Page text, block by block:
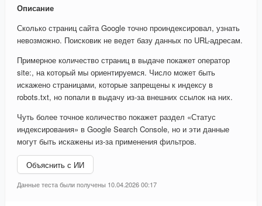
Описание
Сколько страниц сайта Google точно проиндексировал, узнать
невозможно. Поисковик не ведет базу данных по URL-адресам.
Примерное количество страниц в выдаче покажет оператор
site:, на который мы ориентируемся. Число может быть
искажено страницами, которые запрещены к индексу в
robots.txt, но попали в выдачу из-за внешних ссылок на них.
Чуть более точное количество покажет раздел «Статус
индексирования» в Google Search Console, но и эти данные
могут быть искажены из-за применения фильтров.
Объяснить с ИИ
Данные теста были получены 10.04.2026 00:17